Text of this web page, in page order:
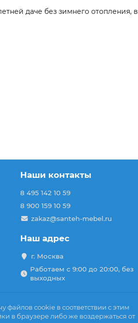
даче без зимнего отопления, в
Наши контакты
8 495 142 10 59
8 900 159 10 59
zakaz@santeh-mebel.ru
Наш адрес
г. Москва
Работаем с 9:00 до 20:00, без
выходных
файлов cookie в соответствии с этим
в браузере либо же воздержаться от